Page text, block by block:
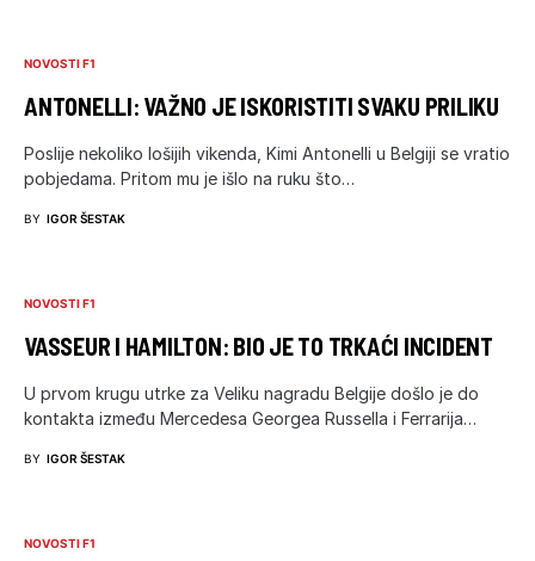
NOVOSTI F1
ANTONELLI: VAŽNO JE ISKORISTITI SVAKU PRILIKU
Poslije nekoliko lošijih vikenda, Kimi Antonelli u Belgiji se vratio
pobjedama. Pritom mu je išlo na ruku što…
BY IGOR ŠESTAK
NOVOSTI F1
VASSEUR I HAMILTON: BIO JE TO TRKAĆI INCIDENT
U prvom krugu utrke za Veliku nagradu Belgije došlo je do
kontakta između Mercedesa Georgea Russella i Ferrarija…
BY IGOR ŠESTAK
NOVOSTI F1